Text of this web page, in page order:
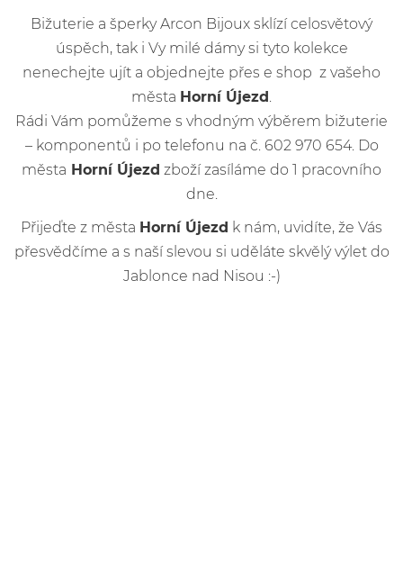
Bižuterie a šperky Arcon Bijoux sklízí celosvětový
úspěch, tak i Vy milé dámy si tyto kolekce
nenechejte ujít a objednejte přes e shop z vašeho
města Horní Újezd
Rádi Vám pomůžeme s vhodným výběrem bižuterie
– komponentů i po telefonu na č. 602 970 654. Do
města Horní Újezd zboží zasíláme do 1 pracovního
dne.
Přijeďte z města Horní Újezd k nám, uvidíte, že Vás
přesvědčíme a s naší slevou si uděláte skvělý výlet do
Jablonce nad Nisou :-)